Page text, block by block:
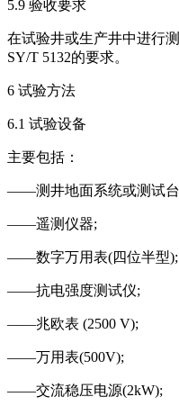
5.9 验收要求
在试验井或生产井中进行
SY/T 5132的要求。
6 试验方法
6.1 试验设备
主要包括：
——测井地面系统或测试
——遥测仪器;
——数字万用表(四位半型);
——抗电强度测试仪;
——兆欧表 (2500 V);
——万用表(500V);
——交流稳压电源(2kW);